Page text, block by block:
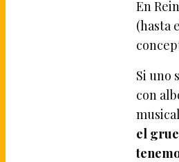
En
(hasta
Si uno
con
el